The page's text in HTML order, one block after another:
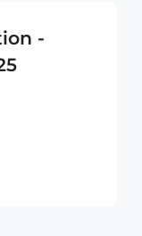
-